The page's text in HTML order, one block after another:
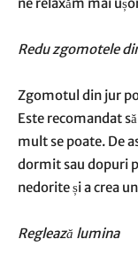
Redu zgomotele
Zgomotul din jur
Este recomandat
mult se poate. De
dormit sau dopuri
nedorite și a crea
Reglează lumina